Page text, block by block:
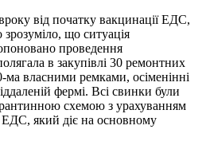
від початку вакцинації ЕДС,
зрозуміло, що ситуація
проведення
в закупівлі 30 ремонтних
ма власними ремками, осіменінні
фермі. Всі свинки були
схемою з урахуванням
ЕДС, який діє на основному